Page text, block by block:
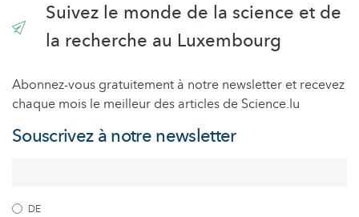
Suivez le monde de la science et de
la recherche au Luxembourg
Abonnez-vous gratuitement à notre newsletter et recevez
chaque mois le meilleur des articles de Science.lu
Souscrivez à notre newsletter
DE